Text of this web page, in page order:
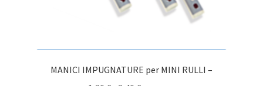
MANICI IMPUGNATURE per MINI RULLI –